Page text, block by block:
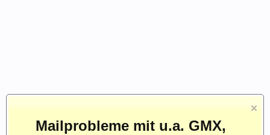
Mailprobleme mit u.a. GMX,